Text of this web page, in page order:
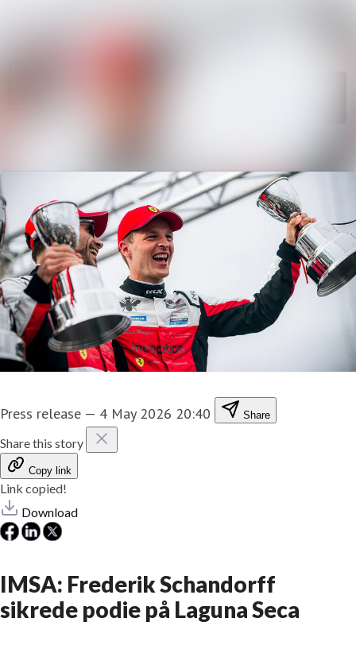
Press release — 4 May 2026 20:40 Share
Share this story
Copy link
Link copied!
Download
IMSA: Frederik Schandorff
sikrede podie på Laguna Seca